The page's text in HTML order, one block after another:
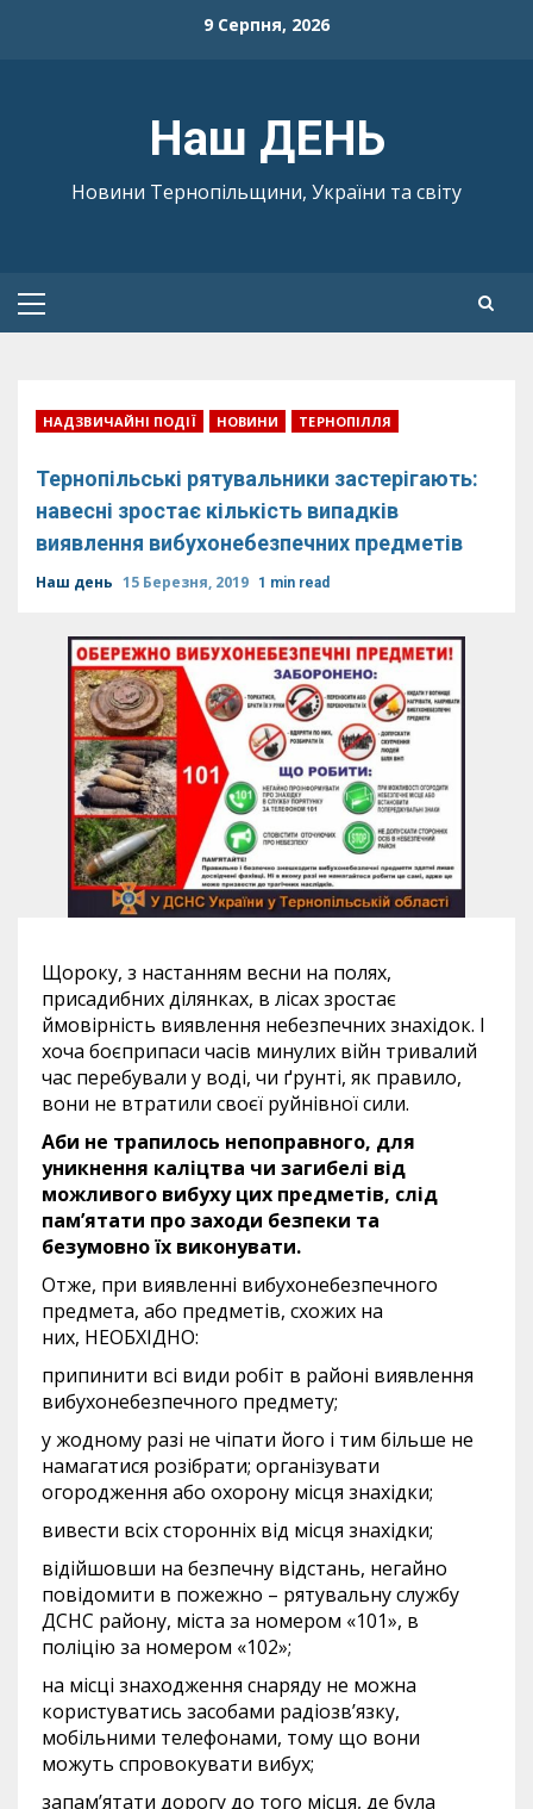
9 Серпня, 2026
Наш ДЕНЬ
Новини Тернопільщини, України та світу
Primary
НАДЗВИЧАЙНІ ПОДІЇ НОВИНИ ТЕРНОПІЛЛЯ
Тернопільські рятувальники застерігають:
навесні зростає кількість випадків
виявлення вибухонебезпечних предметів
Наш день 15 Березня, 2019 1 min read
Щороку, з настанням весни на полях,
присадибних ділянках, в лісах зростає
ймовірність виявлення небезпечних знахідок. І
хоча боєприпаси часів минулих війн тривалий
час перебували у воді, чи ґрунті, як правило,
вони не втратили своєї руйнівної сили.
Аби не трапилось непоправного, для
уникнення каліцтва чи загибелі від
можливого вибуху цих предметів, слід
пам’ятати про заходи безпеки та
безумовно їх виконувати.
Отже, при виявленні вибухонебезпечного
предмета, або предметів, схожих на
них, НЕОБХІДНО:
припинити всі види робіт в районі виявлення
вибухонебезпечного предмету;
у жодному разі не чіпати його і тим більше не
намагатися розібрати; організувати
огородження або охорону місця знахідки;
вивести всіх сторонніх від місця знахідки;
відійшовши на безпечну відстань, негайно
повідомити в пожежно – рятувальну службу
ДСНС району, міста за номером «101», в
поліцію за номером «102»;
на місці знаходження снаряду не можна
користуватись засобами радіозв’язку,
мобільними телефонами, тому що вони
можуть спровокувати вибух;
запам’ятати дорогу до того місця, де була